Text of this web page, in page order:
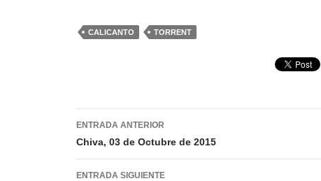
CALICANTO TORRENT
Navegación
de
entradas
ENTRADA ANTERIOR
Chiva, 03 de Octubre de 2015
ENTRADA SIGUIENTE